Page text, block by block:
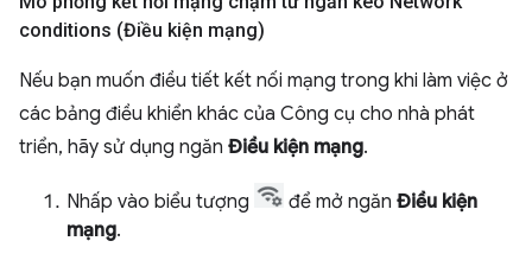
conditions (Điều kiện mạng)
Nếu bạn muốn điều tiết kết nối mạng trong khi làm việc ở
các bảng điều khiển khác của Công cụ cho nhà phát
triển, hãy sử dụng ngăn Điều kiện mạng.
Nhấp vào biểu tượng để mở ngăn Điều kiện
mạng.